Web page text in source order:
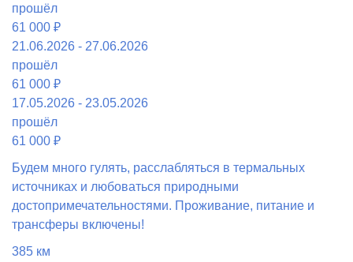
прошёл
61 000 ₽
21.06.2026 - 27.06.2026
прошёл
61 000 ₽
17.05.2026 - 23.05.2026
прошёл
61 000 ₽
Будем много гулять, расслабляться в термальных
источниках и любоваться природными
достопримечательностями. Проживание, питание и
трансферы включены!
385 км